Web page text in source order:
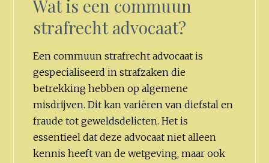
Wat is een commuun
strafrecht advocaat?
Een commuun strafrecht advocaat is
gespecialiseerd in strafzaken die
betrekking hebben op algemene
misdrijven. Dit kan variëren van diefstal en
fraude tot geweldsdelicten. Het is
essentieel dat deze advocaat niet alleen
kennis heeft van de wetgeving, maar ook